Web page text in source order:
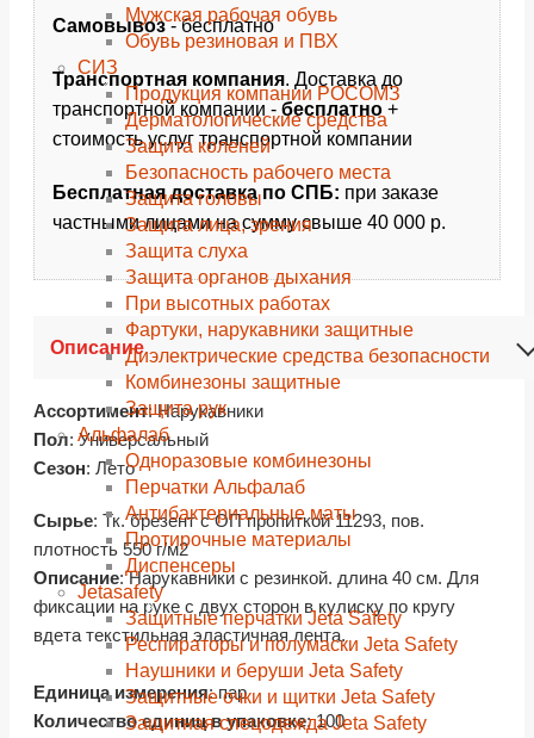
Мужская рабочая обувь
Обувь резиновая и ПВХ
СИЗ
Продукция компании РОСОМЗ
Дерматологические средства
Защита коленей
Безопасность рабочего места
Защита головы
Защита лица, зрения
Защита слуха
Защита органов дыхания
При высотных работах
Фартуки, нарукавники защитные
Диэлектрические средства безопасности
Комбинезоны защитные
Защита рук
Альфалаб
Одноразовые комбинезоны
Перчатки Альфалаб
Антибактериальные маты
Протирочные материалы
Диспенсеры
Jetasafety
Защитные перчатки Jeta Safety
Респираторы и полумаски Jeta Safety
Наушники и беруши Jeta Safety
Защитные очки и щитки Jeta Safety
Защитная спецодежда Jeta Safety
Самовывоз- бесплатно
Транспортная компания. Доставка до
транспортной компании - бесплатно +
стоимость услуг транспортной компании
Бесплатная доставка по СПБ: при заказе
частными лицами на сумму свыше 40 000 р.
Описание
Ассортимент: Нарукавники
Пол: Универсальный
Сезон: Лето
Сырье: Тк. брезент с ОП пропиткой 11293, пов.
плотность 550 г/м2
Описание: Нарукавники с резинкой. длина 40 см. Для
фиксации на руке с двух сторон в кулиску по кругу
вдета текстильная эластичная лента.
Единица измерения: пар
Количество единиц в упаковке: 100